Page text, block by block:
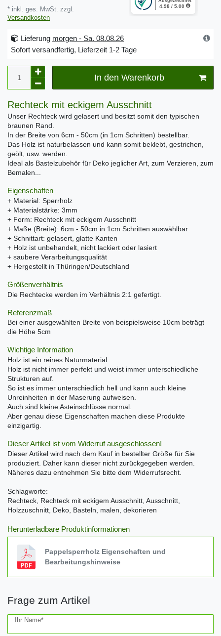
* inkl. ges. MwSt. zzgl.
Versandkosten
Lieferung morgen - Sa. 08.08.26
Sofort versandfertig, Lieferzeit 1-2 Tage
In den Warenkorb
Rechteck mit eckigem Ausschnitt
Unser Rechteck wird gelasert und besitzt somit den typischen
braunen Rand.
In der Breite von 6cm - 50cm (in 1cm Schritten) bestellbar.
Das Holz ist naturbelassen und kann somit beklebt, gestrichen,
geölt, usw. werden.
Ideal als Bastelzubehör für Deko jeglicher Art, zum Verzieren, zum
Bemalen...
Eigenschaften
+ Material: Sperrholz
+ Materialstärke: 3mm
+ Form: Rechteck mit eckigem Ausschnitt
+ Maße (Breite): 6cm - 50cm in 1cm Schritten auswählbar
+ Schnittart: gelasert, glatte Kanten
+ Holz ist unbehandelt, nicht lackiert oder lasiert
+ saubere Verarbeitungsqualität
+ Hergestellt in Thüringen/Deutschland
Größenverhältnis
Die Rechtecke werden im Verhältnis 2:1 gefertigt.
Referenzmaß
Bei einer ausgewählten Breite von beispielsweise 10cm beträgt
die Höhe 5cm
Wichtige Information
Holz ist ein reines Naturmaterial.
Holz ist nicht immer perfekt und weist immer unterschiedliche
Strukturen auf.
So ist es immer unterschiedlich hell und kann auch kleine
Unreinheiten in der Maserung aufweisen.
Auch sind kleine Asteinschlüsse normal.
Aber genau diese Eigenschaften machen diese Produkte
einzigartig.
Dieser Artikel ist vom Widerruf ausgeschlossen!
Dieser Artikel wird nach dem Kauf in bestellter Größe für Sie
produziert. Daher kann dieser nicht zurückgegeben werden.
Näheres dazu entnehmen Sie bitte dem Widerrufsrecht.
Schlagworte:
Rechteck, Rechteck mit eckigem Ausschnitt, Ausschnitt,
Holzzuschnitt, Deko, Basteln, malen, dekorieren
Herunterladbare Produktinformationen
Pappelsperrholz Eigenschaften und
Bearbeitungshinweise
Frage zum Artikel
Ihr Name*
Ceres::Template.mailFormHoneypotLabel